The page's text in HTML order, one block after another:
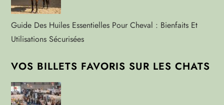
Guide Des Huiles Essentielles Pour Cheval : Bienfaits Et
Utilisations Sécurisées
VOS BILLETS FAVORIS SUR LES CHATS